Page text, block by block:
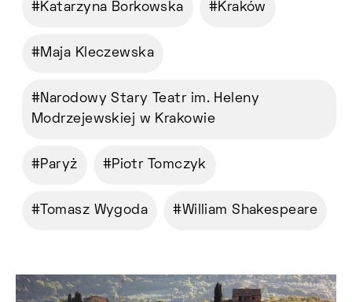
Katarzyna Borkowska Kraków
Maja Kleczewska
Narodowy Stary Teatr im. Heleny
Modrzejewskiej w Krakowie
Paryż Piotr Tomczyk
Tomasz Wygoda William Shakespeare